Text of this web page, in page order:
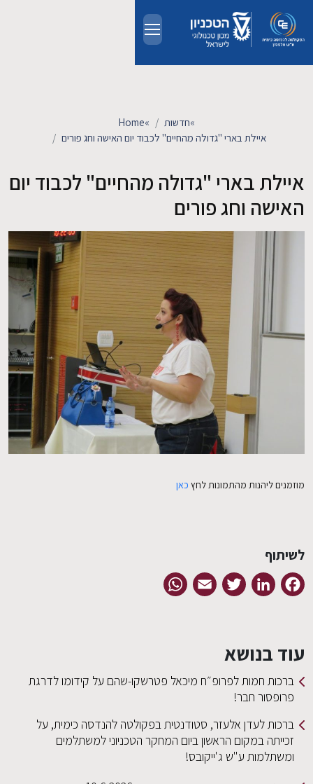
מחקר
חדשות ואירועים
קשרי תעשייה
צרו קשר
Home» חדשות»
איילת בארי "גדולה מהחיים" לכבוד יום האישה וחג פורים
איילת בארי "גדולה מהחיים" לכבוד יום
האישה וחג פורים
מוזמנים ליהנות מהתמונות לחץ כאן
לשיתוף
Facebook
LinkedIn
Twitter
Email
עוד בנושא
ברכות חמות לפרופ״ח מיכאל פטרשקו-שהם על קידומו לדרגת
פרופסור חבר!
ברכות לעדן אלעזר, סטודנטית בפקולטה להנדסה כימית, על
זכייתה במקום הראשון ביום המחקר הטכניוני למשתלמים
ומשתלמות ע"ש ג'ייקובס!